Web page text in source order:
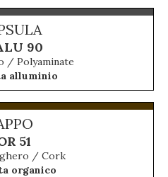
90
/ Polyaminate
alluminio
51
/ Cork
organico